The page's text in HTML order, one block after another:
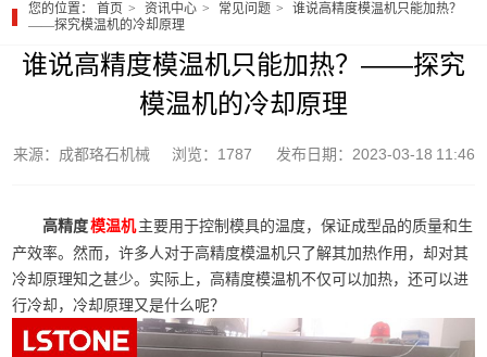
您的位置：首页 资讯中心 常见问题
谁说高精度模温机只能加热？
——探究模温机的冷却原理
谁说高精度模温机只能加热？——探究
模温机的冷却原理
来源：成都珞石机械 浏览：1787 发布日期：2023-03-18 11:46
高精度模温机主要用于控制模具的温度，保证成型品的质量和生
产效率。然而，许多人对于高精度模温机只了解其加热作用，却对其
冷却原理知之甚少。实际上，高精度模温机不仅可以加热，还可以进
行冷却，冷却原理又是什么呢？